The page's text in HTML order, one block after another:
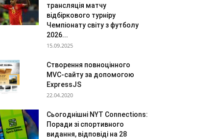
трансляція матчу
відбіркового турніру
Чемпіонату світу з футболу
2026...
15.09.2025
Створення повноцінного
MVC-сайту за допомогою
ExpressJS
22.04.2020
Сьогоднішні NYT Connections:
Поради зі спортивного
видання, відповіді на 28